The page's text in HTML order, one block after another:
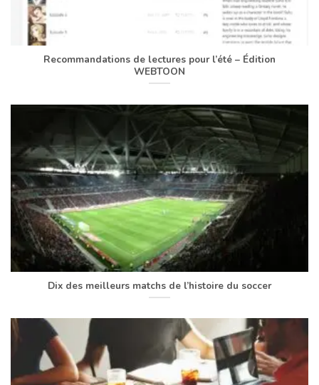
Recommandations de lectures pour l’été – Édition
WEBTOON
Dix des meilleurs matchs de l’histoire du soccer